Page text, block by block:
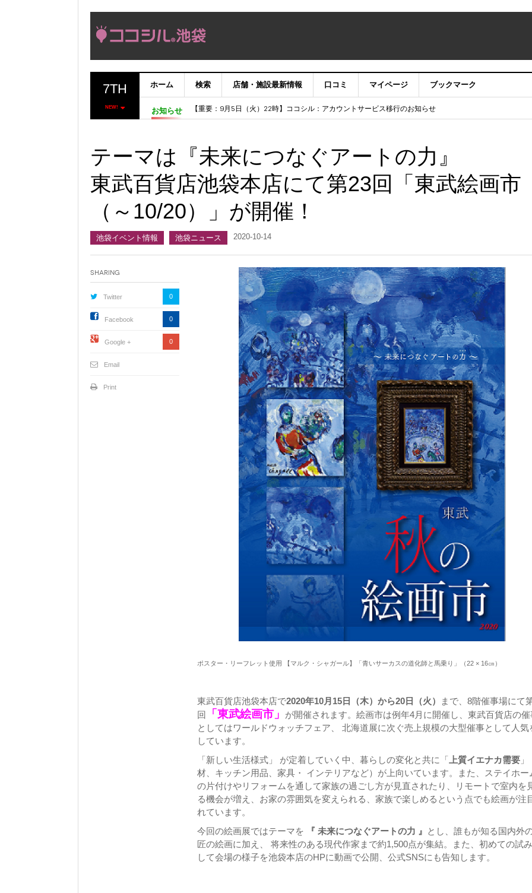
7TH
NEW!
ホーム 検索 店舗・施設最新情報 口コミ マイページ ブックマーク
お知らせ
【完了】システムメンテナンス作業に伴うサイト・アプリ利用停止のお知らせ
【重要：9月5日（火）22時】ココシル：アカウントサービス移行のお知らせ
「いま、困っている店舗の皆様を応援させていただきたい！」
テーマは『未来につなぐアートの力』
東武百貨店池袋本店にて第23回「東武絵画市
（～10/20）」が開催！
池袋イベント情報 池袋ニュース 2020-10-14
ポスター・リーフレット使用 【マルク・シャガール】「青いサーカスの道化師と馬乗り」（22 × 16㎝）
東武百貨店池袋本店で2020年10月15日（木）から20日（火）
まで、8階催事場にて
回
「東武絵画市」
が開催されます。絵画市は例年4月に開催し、東武百貨店の催
としてはワールドウォッチフェア、 北海道展に次ぐ売上規模の大型催事として人気
しています。
「新しい生活様式」 が定着していく中、暮らしの変化と共に「 上質イエナカ需要
材、キッチン用品、家具・ インテリアなど）が上向いています。また、ステイホー
の片付けやリフォームを通して家族の過ごし方が見直されたり、リモートで室内を
る機会が増え、お家の雰囲気を変えられる、家族で楽しめるという点でも絵画が注
れています。
今回の絵画展ではテーマを
『 未来につなぐアートの力 』 とし、誰もが知る国内外
匠の絵画に加え、 将来性のある現代作家まで約1,500点が集結。また、初めての試
して会場の様子を池袋本店のHPに動画で公開、公式SNSにも告知します。
Sharing
Twitter 0
Facebook 0
Google + 0
Email
Print